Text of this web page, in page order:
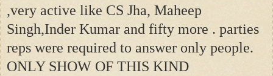
,very active like CS Jha, Maheep
Singh,Inder Kumar and fifty more . parties
reps were required to answer only people.
ONLY SHOW OF THIS KIND